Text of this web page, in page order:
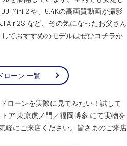
Mini 2 や、5.4Kの高画質動画が撮影
Air 2S など、その気になったお父さん
ておすすめのモデルはぜひコチラか
ローン 一覧
ローンを実際に見てみたい！試して
ア 東京虎ノ門／福岡博多 にて実物を
軽にご来店ください。皆さまのご来店